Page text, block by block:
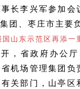
长李兴军参加
团、枣庄市主要
，省政府办公
机场管理集团
关部门，山亭